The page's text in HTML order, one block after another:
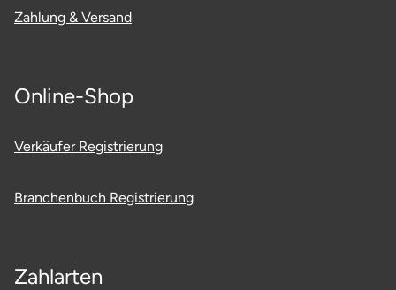
Zahlung & Versand
Online-Shop
Verkäufer Registrierung
Branchenbuch Registrierung
Zahlarten